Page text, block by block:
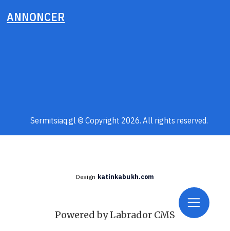
ANNONCER
Sermitsiaq.gl © Copyright 2026. All rights reserved.
Design katinkabukh.com
Powered by Labrador CMS